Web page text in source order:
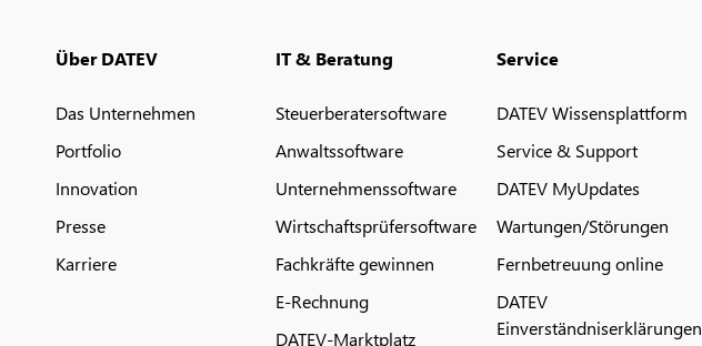
Über DATEV
Das Unternehmen
Portfolio
Innovation
Presse
Karriere
IT & Beratung
Steuerberatersoftware
Anwaltssoftware
Unternehmenssoftware
Wirtschaftsprüfersoftware
Fachkräfte gewinnen
E-Rechnung
DATEV-Marktplatz
Service
DATEV Wissensplattform
Service & Support
DATEV MyUpdates
Wartungen/Störungen
Fernbetreuung online
DATEV
Einverständniserklärungen